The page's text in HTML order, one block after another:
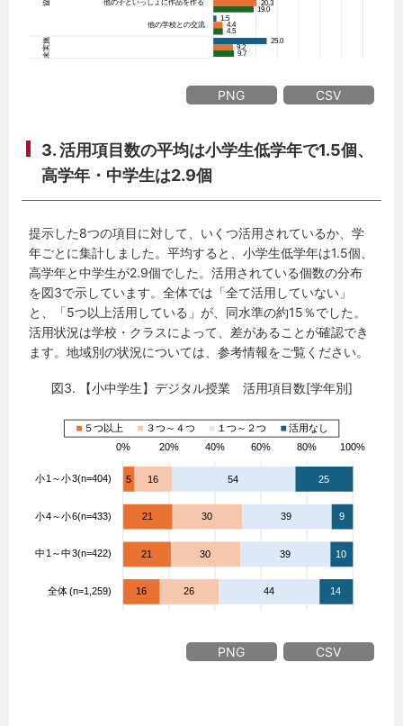
PNG CSV
3. 活用項目数の平均は小学生低学年で1.5個、
高学年・中学生は2.9個
提示した8つの項目に対して、いくつ活用されているか、学
年ごとに集計しました。平均すると、小学生低学年は1.5個、
高学年と中学生が2.9個でした。活用されている個数の分布
を図3で示しています。全体では「全て活用していない」
と、「5つ以上活用している」が、同水準の約15％でした。
活用状況は学校・クラスによって、差があることが確認でき
ます。地域別の状況については、参考情報をご覧ください。
図3. 【小中学生】デジタル授業 活用項目数[学年別]
PNG CSV